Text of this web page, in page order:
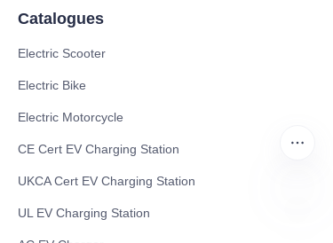
Catalogues
Electric Scooter
Electric Bike
Electric Motorcycle
CE Cert EV Charging Station
UKCA Cert EV Charging Station
UL EV Charging Station